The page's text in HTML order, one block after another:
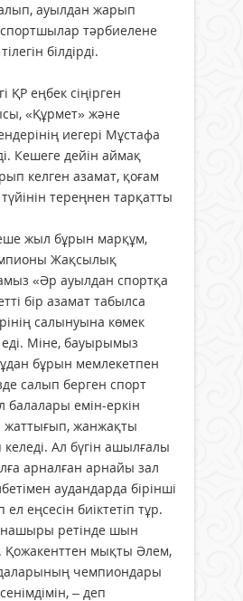
ауылдан жарып
тәрбиелене
білдірді.
ҚР еңбек сіңірген
«Құрмет» және
иегері Мұстафа
Кешеге дейін аймақ
келген азамат, қоғам
тереңнен тарқатты
жыл бұрын марқұм,
Жақсылық
«Әр ауылдан спортқа
бір азамат табылса
салынуына көмек
еді. Міне, бауырымыз
бұрын мемлекетпен
салып берген спорт
балалары емін-еркін
жаттығып, жанжақты
Ал бүгін ашылғалы
арналған арнайы зал
аудандарда бірінші
ел еңсесін биіктетіп тұр.
ретінде шын
мықты Әлем,
чемпиондары
– деп